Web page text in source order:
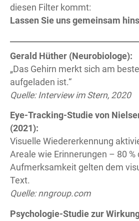
diesen Filter kommt:
Lassen Sie uns gemeinsam
Gerald Hüther (Neurobiologe):
„Das Gehirn merkt sich am
aufgeladen ist.“
Quelle: Interview im Stern, 2020
Eye-Tracking-Studie von
(2021):
Visuelle Wiedererkennung
Areale wie Erinnerungen – 80 %
Aufmerksamkeit gelten dem
Text.
Quelle:nngroup.com
Psychologie-Studie zur